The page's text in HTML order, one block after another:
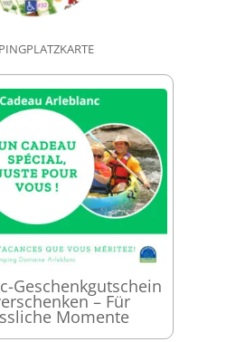
Geschenkgutschein
– Für
Momente